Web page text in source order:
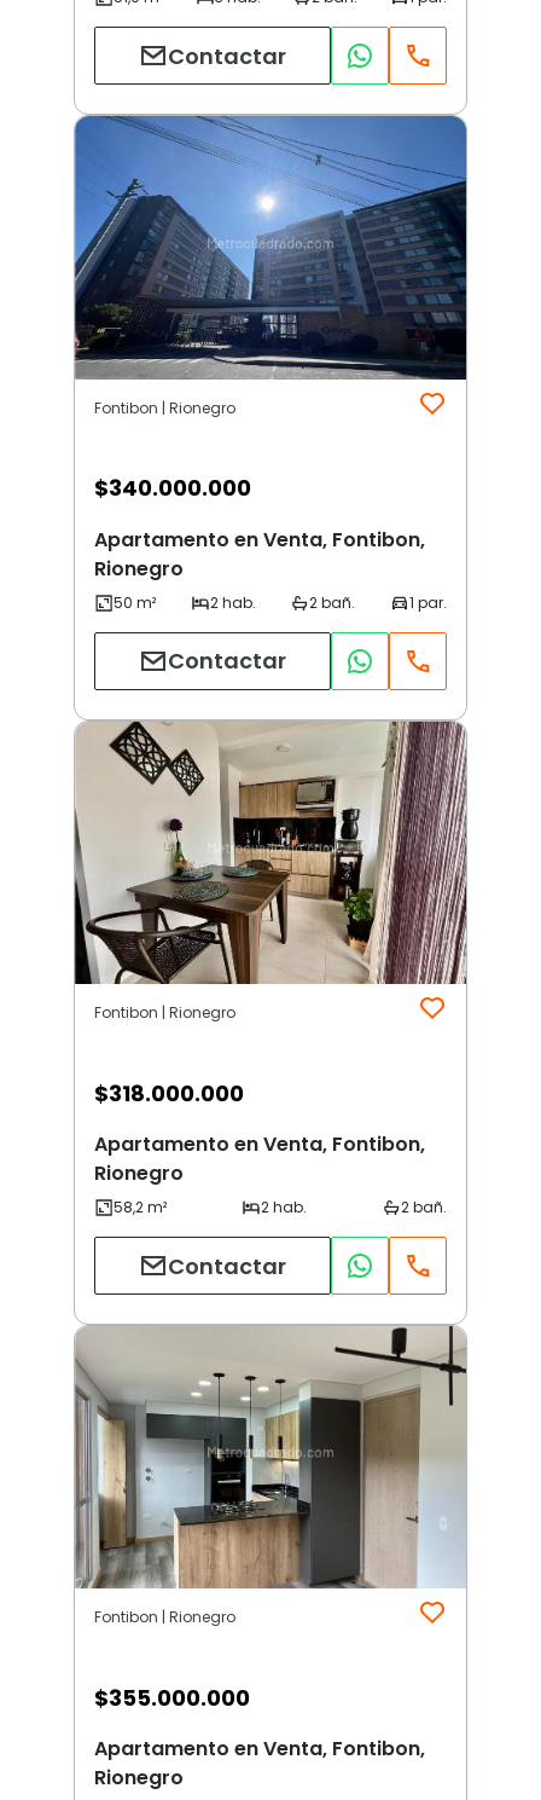
Contactar
Fontibon | Rionegro
$340.000.000
Apartamento en Venta, Fontibon,
Rionegro
Contactar
Fontibon | Rionegro
$318.000.000
Apartamento en Venta, Fontibon,
Rionegro
Contactar
Fontibon | Rionegro
$355.000.000
Apartamento en Venta, Fontibon,
Rionegro